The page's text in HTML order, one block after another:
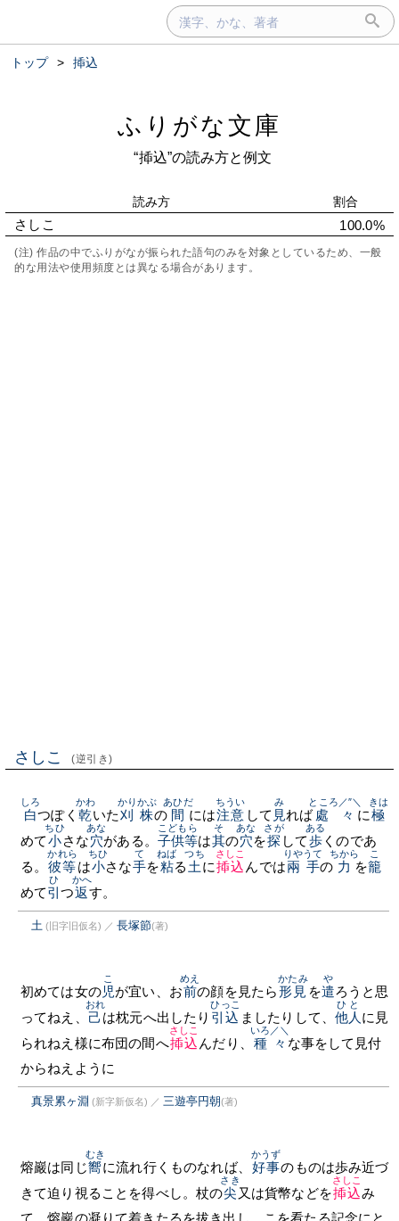
トップ > 揷込
ふりがな文庫
“揷込”の読み方と例文
読み方 割合
さしこ 100.0%
(注) 作品の中でふりがなが振られた語句のみを対象としているため、一般
的な用法や使用頻度とは異なる場合があります。
さしこ (逆引き)
白
しろ
つぽく 乾
かわ
いた刈株
かりかぶ
の 間
あひだ
には注意
ちうい
して 見
み
れば 處々
ところ／″＼
に極
きは
めて小
ちひ
さな穴
あな
がある。 子供等
こどもら
は其
そ
の穴
あな
を探
さが
して歩
ある
くのであ
る。 彼等
かれら
は小
ちひ
さな手
て
を粘
ねば
る 土
つち
に揷込
さしこ
んでは兩手
りやうて
の 力
ちから
を籠
こ
めて引
ひ
つ返
かへ
す。
土 (旧字旧仮名) ／ 長塚節(著)
初めては女の児
こ
が宜い、お前
めえ
の顔を見たら形見
かたみ
を遣
や
ろうと思
ってねえ、 己
おれ
は枕元へ出したり 引込
ひっこ
ましたりして、 他人
ひと
に見
られねえ様に布団の間へ揷込
さしこ
んだり、 種々
いろ／＼
な事をして見付
からねえように
真景累ヶ淵 (新字新仮名) ／ 三遊亭円朝(著)
熔巖は同じ嚮
むき
に流れ行くものなれば、 好事
かうず
のものは歩み近づ
きて迫り視ることを得べし。杖の尖
さき
又は貨幣などを揷込
さしこ
み
て、熔巖の凝りて着きたるを拔き出し、こを看たる記念にと